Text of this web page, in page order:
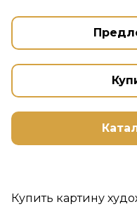
Купить картину